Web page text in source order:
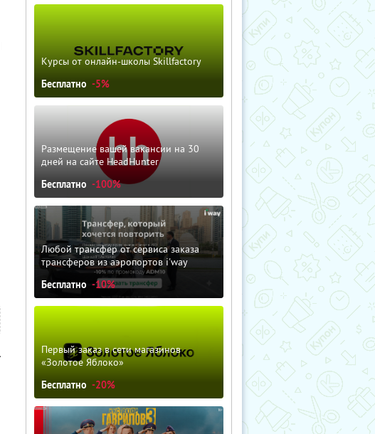
Курсы от онлайн-школы Skillfactory
Бесплатно -5%
Размещение вашей вакансии на 30
дней на сайте HeadHunter
Бесплатно -100%
Любой трансфер от сервиса заказа
трансферов из аэропортов i'way
Бесплатно -10%
Первый заказ в сети магазинов
«Золотое Яблоко»
Бесплатно -20%